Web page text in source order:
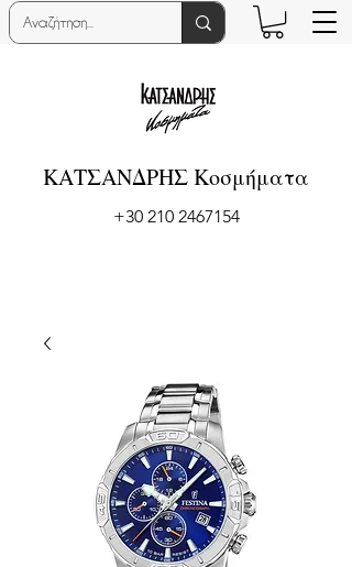
ΚΑΤΣΑΝΔΡΗΣ Κοσμήματα
+30 210 2467154